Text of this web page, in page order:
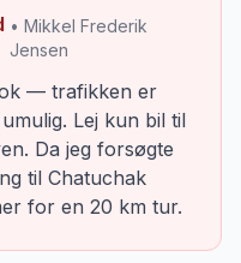
• Mikkel Frederik
Jensen
— trafikken er
Lej kun bil til
Da jeg forsøgte
til Chatuchak
for en 20 km tur.